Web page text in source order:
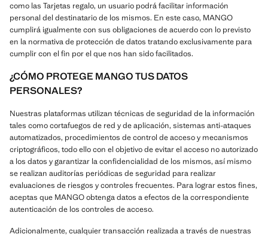
como las Tarjetas regalo, un usuario podrá facilitar información
personal del destinatario de los mismos. En este caso, MANGO
cumplirá igualmente con sus obligaciones de acuerdo con lo previsto
en la normativa de protección de datos tratando exclusivamente para
cumplir con el fin por el que nos han sido facilitados.
¿CÓMO PROTEGE MANGO TUS DATOS
PERSONALES?
Nuestras plataformas utilizan técnicas de seguridad de la información
tales como cortafuegos de red y de aplicación, sistemas anti-ataques
automatizados, procedimientos de control de acceso y mecanismos
criptográficos, todo ello con el objetivo de evitar el acceso no autorizado
a los datos y garantizar la confidencialidad de los mismos, así mismo
se realizan auditorías periódicas de seguridad para realizar
evaluaciones de riesgos y controles frecuentes. Para lograr estos fines,
aceptas que MANGO obtenga datos a efectos de la correspondiente
autenticación de los controles de acceso.
Adicionalmente, cualquier transacción realizada a través de nuestras